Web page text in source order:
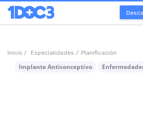
Inicio / Especialidades / Planificación
Implante Anticonceptivo